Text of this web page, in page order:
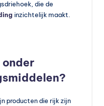
die de
inzichtelijk maakt.
onder
producten die rijk zijn